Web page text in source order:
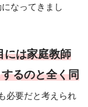
なってきまし
には家庭教師
るのと全く同
必要だと考えられ